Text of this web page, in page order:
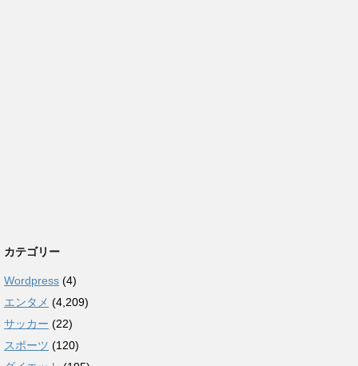
カテゴリー
Wordpress (4)
エンタメ (4,209)
サッカー (22)
スポーツ (120)